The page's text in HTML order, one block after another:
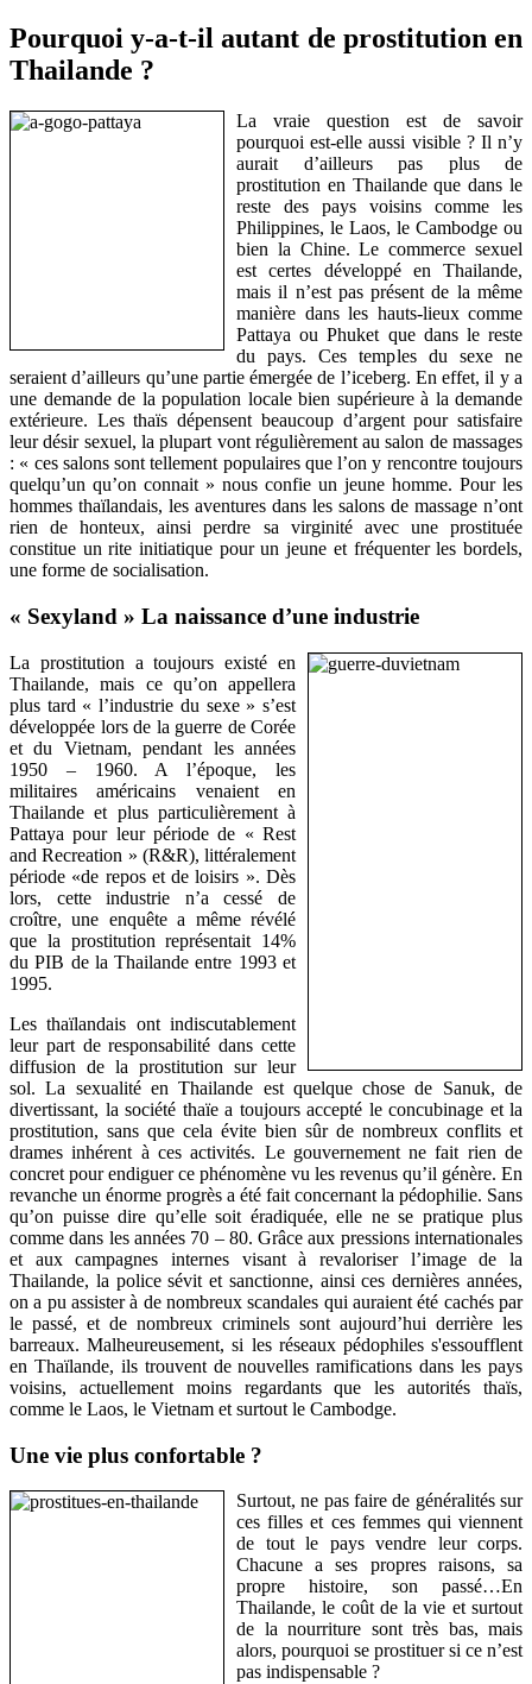
Pourquoi y-a-t-il autant de prostitution en
Thailande ?
La vraie question est de savoir
pourquoi est-elle aussi visible ? Il n’y
aurait d’ailleurs pas plus de
prostitution en Thailande que dans le
reste des pays voisins comme les
Philippines, le Laos, le Cambodge ou
bien la Chine. Le commerce sexuel
est certes développé en Thailande,
mais il n’est pas présent de la même
manière dans les hauts-lieux comme
Pattaya ou Phuket que dans le reste
du pays. Ces temples du sexe ne
seraient d’ailleurs qu’une partie émergée de l’iceberg. En effet, il y a
une demande de la population locale bien supérieure à la demande
extérieure. Les thaïs dépensent beaucoup d’argent pour satisfaire
leur désir sexuel, la plupart vont régulièrement au salon de massages
: « ces salons sont tellement populaires que l’on y rencontre toujours
quelqu’un qu’on connait » nous confie un jeune homme. Pour les
hommes thaïlandais, les aventures dans les salons de massage n’ont
rien de honteux, ainsi perdre sa virginité avec une prostituée
constitue un rite initiatique pour un jeune et fréquenter les bordels,
une forme de socialisation.
« Sexyland » La naissance d’une industrie
La prostitution a toujours existé en
Thailande, mais ce qu’on appellera
plus tard « l’industrie du sexe » s’est
développée lors de la guerre de Corée
et du Vietnam, pendant les années
1950 – 1960. A l’époque, les
militaires américains venaient en
Thailande et plus particulièrement à
Pattaya pour leur période de « Rest
and Recreation » (R&R), littéralement
période «de repos et de loisirs ». Dès
lors, cette industrie n’a cessé de
croître, une enquête a même révélé
que la prostitution représentait 14%
du PIB de la Thailande entre 1993 et
1995.
Les thaïlandais ont indiscutablement
leur part de responsabilité dans cette
diffusion de la prostitution sur leur
sol. La sexualité en Thailande est quelque chose de Sanuk, de
divertissant, la société thaïe a toujours accepté le concubinage et la
prostitution, sans que cela évite bien sûr de nombreux conflits et
drames inhérent à ces activités. Le gouvernement ne fait rien de
concret pour endiguer ce phénomène vu les revenus qu’il génère. En
revanche un énorme progrès a été fait concernant la pédophilie. Sans
qu’on puisse dire qu’elle soit éradiquée, elle ne se pratique plus
comme dans les années 70 – 80. Grâce aux pressions internationales
et aux campagnes internes visant à revaloriser l’image de la
Thailande, la police sévit et sanctionne, ainsi ces dernières années,
on a pu assister à de nombreux scandales qui auraient été cachés par
le passé, et de nombreux criminels sont aujourd’hui derrière les
barreaux. Malheureusement, si les réseaux pédophiles s'essoufflent
en Thaïlande, ils trouvent de nouvelles ramifications dans les pays
voisins, actuellement moins regardants que les autorités thaïs,
comme le Laos, le Vietnam et surtout le Cambodge.
Une vie plus confortable ?
Surtout, ne pas faire de généralités sur
ces filles et ces femmes qui viennent
de tout le pays vendre leur corps.
Chacune a ses propres raisons, sa
propre histoire, son passé…En
Thailande, le coût de la vie et surtout
de la nourriture sont très bas, mais
alors, pourquoi se prostituer si ce n’est
pas indispensable ?